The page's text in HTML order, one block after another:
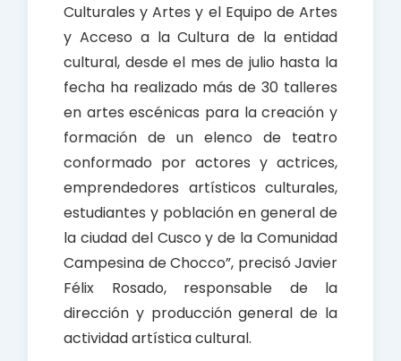
Culturales y Artes y el Equipo de Artes
y Acceso a la Cultura de la entidad
cultural, desde el mes de julio hasta la
fecha ha realizado más de 30 talleres
en artes escénicas para la creación y
formación de un elenco de teatro
conformado por actores y actrices,
emprendedores artísticos culturales,
estudiantes y población en general de
la ciudad del Cusco y de la Comunidad
Campesina de Chocco”, precisó Javier
Félix Rosado, responsable de la
dirección y producción general de la
actividad artística cultural.